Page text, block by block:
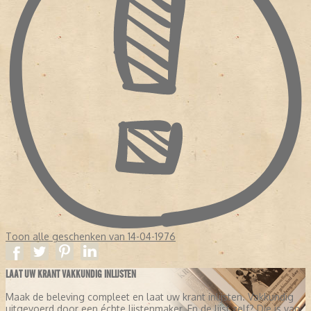
Toon alle geschenken van 14-04-1976
LAAT UW KRANT VAKKUNDIG INLIJSTEN
Maak de beleving compleet en laat uw krant inlijsten. Vakkundig